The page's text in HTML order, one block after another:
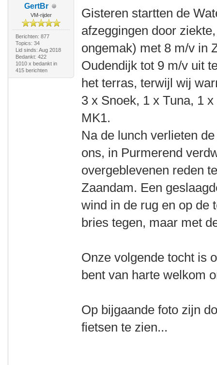
GertBr
VM-rijder
Berichten: 877
Topics: 34
Lid sinds: Aug 2018
Bedankt: 422
1010 x bedankt in
415 berichten
Gisteren startten de
afzeggingen door
ongemak) met 8 m/v in
Oudendijk tot 9 m/v uit
het terras, terwijl wij
3 x Snoek, 1 x Tuna, 1
MK1.
Na de lunch verlieten
ons, in Purmerend
overgeblevenen reden
Zaandam. Een
wind in de rug en op de
bries tegen, maar met
Onze volgende tocht is
bent van harte welkom
Op bijgaande foto zijn
fietsen te zien...